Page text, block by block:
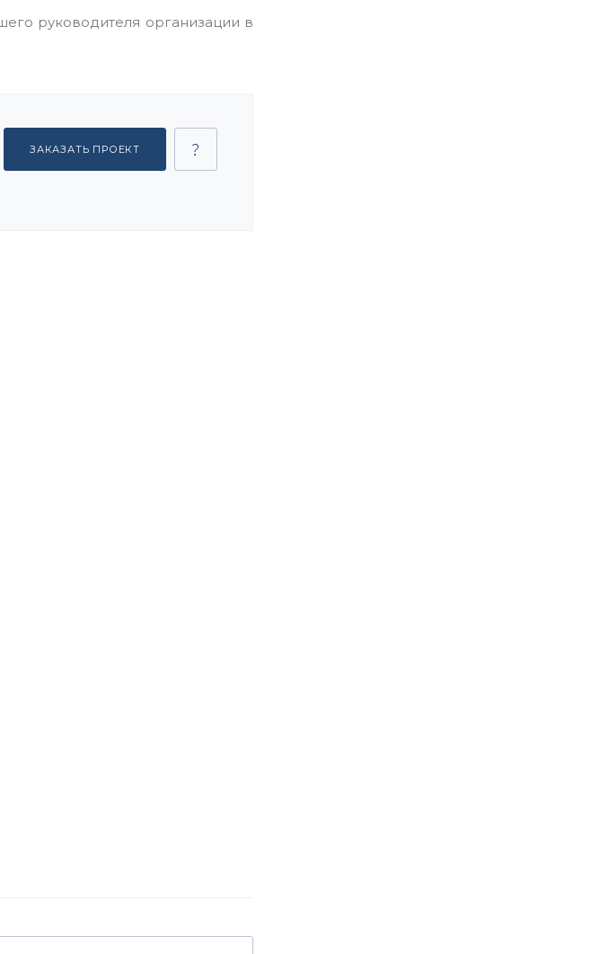
руководителя организации в
ЗАКАЗАТЬ ПРОЕКТ